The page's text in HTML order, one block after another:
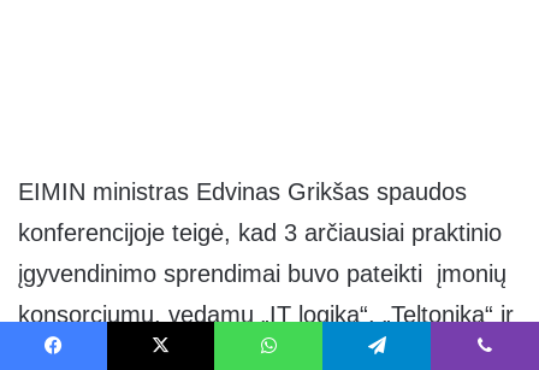
EIMIN ministras Edvinas Grikšas spaudos
konferencijoje teigė, kad 3 arčiausiai praktinio
įgyvendinimo sprendimai buvo pateikti įmonių
konsorciumų, vedamų „IT logika“, „Teltonika“ ir
„Dangaus šviesos“.